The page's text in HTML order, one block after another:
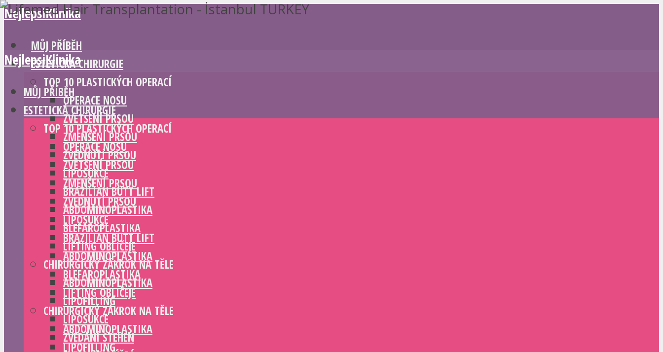
NejlepsiKlinika
MŮJ PŘÍBĚH
ESTETICKÁ CHIRURGIE
TOP 10 PLASTICKÝCH OPERACÍ
OPERACE NOSU
ZVĚTŠENÍ PRSOU
ZMENŠENÍ PRSOU
ZVEDNUTÍ PRSOU
LIPOSUKCE
BRAZILIAN BUTT LIFT
ABDOMINOPLASTIKA
BLEFAROPLASTIKA
LIFTING OBLIČEJE
CHIRURGICKÝ ZÁKROK NA TĚLE
ABDOMINOPLASTIKA
LIPOFILLING
LIPOSUKCE
ZVEDÁNÍ STEHEN
NejlepsiKlinika
MŮJ PŘÍBĚH
ESTETICKÁ CHIRURGIE
TOP 10 PLASTICKÝCH OPERACÍ
OPERACE NOSU
ZVĚTŠENÍ PRSOU
ZMENŠENÍ PRSOU
ZVEDNUTÍ PRSOU
LIPOSUKCE
BRAZILIAN BUTT LIFT
ABDOMINOPLASTIKA
BLEFAROPLASTIKA
LIFTING OBLIČEJE
CHIRURGICKÝ ZÁKROK NA TĚLE
ABDOMINOPLASTIKA
LIPOFILLING